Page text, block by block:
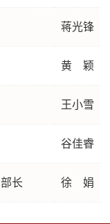
蒋光锋
黄 颖
王小雪
谷佳睿
长 徐 娟